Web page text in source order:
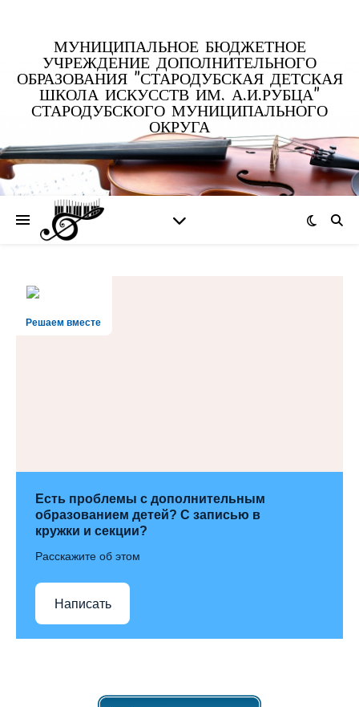
МУНИЦИПАЛЬНОЕ БЮДЖЕТНОЕ
УЧРЕЖДЕНИЕ ДОПОЛНИТЕЛЬНОГО
ОБРАЗОВАНИЯ "СТАРОДУБСКАЯ ДЕТСКАЯ
ШКОЛА ИСКУССТВ ИМ. А.И.РУБЦА"
СТАРОДУБСКОГО МУНИЦИПАЛЬНОГО
ОКРУГА
Решаем вместе
Есть проблемы с дополнительным
образованием детей? С записью в
кружки и секции?
Расскажите об этом
Написать